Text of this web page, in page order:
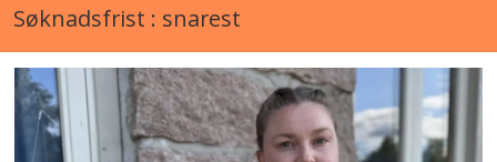
Søknadsfrist : snarest